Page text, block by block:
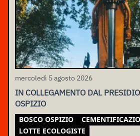
mercoledì 5 agosto 2026
IN COLLEGAMENTO DAL
OSPIZIO
BOSCO OSPIZIO
LOTTE ECOLOGISTE